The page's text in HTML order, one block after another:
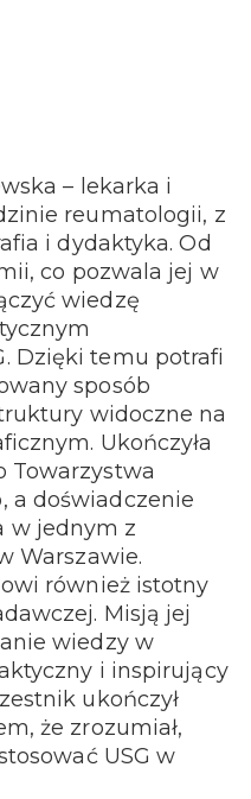
– lekarka i
reumatologii, z
i dydaktyka. Od
co pozwala jej w
wiedzę
Dzięki temu potrafi
sposób
widoczne na
Ukończyła
Towarzystwa
a doświadczenie
w jednym z
Warszawie.
również istotny
Misją jej
wiedzy w
i inspirujący
ukończył
że zrozumiał,
USG w